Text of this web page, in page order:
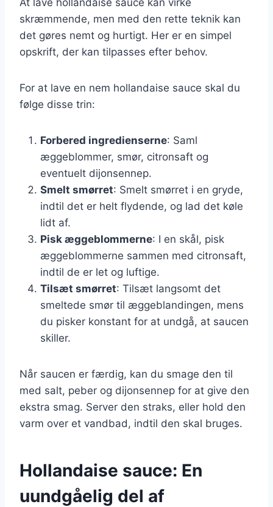
skræmmende, men med den rette teknik kan
det gøres nemt og hurtigt. Her er en simpel
opskrift, der kan tilpasses efter behov.
For at lave en nem hollandaise sauce skal du
følge disse trin:
Forbered ingredienserne: Saml
æggeblommer, smør, citronsaft og
eventuelt dijonsennep.
Smelt smørret: Smelt smørret i en gryde,
indtil det er helt flydende, og lad det køle
lidt af.
Pisk æggeblommerne: I en skål, pisk
æggeblommerne sammen med citronsaft,
indtil de er let og luftige.
Tilsæt smørret: Tilsæt langsomt det
smeltede smør til æggeblandingen, mens
du pisker konstant for at undgå, at saucen
skiller.
Når saucen er færdig, kan du smage den til
med salt, peber og dijonsennep for at give den
ekstra smag. Server den straks, eller hold den
varm over et vandbad, indtil den skal bruges.
Hollandaise sauce: En
uundgåelig del af